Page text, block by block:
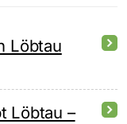
Löbtau
Löbtau –